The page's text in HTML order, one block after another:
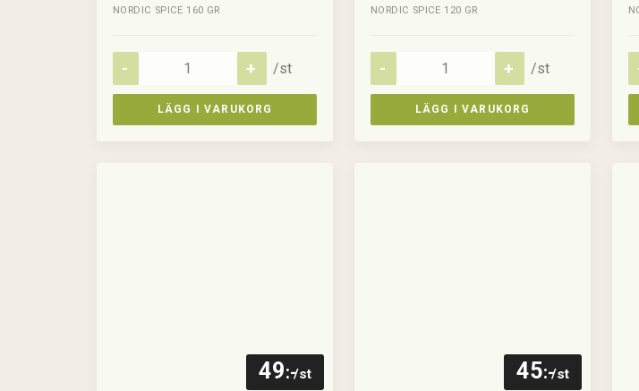
NORDIC SPICE 160 GR
/st
LÄGG I VARUKORG
NORDIC SPICE 120 GR
/st
LÄGG I VARUKORG
49:-/st 45:-/st